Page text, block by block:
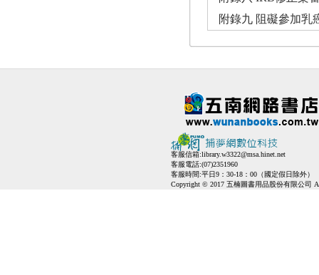
附錄九 阻礙參加乳
客服信箱:library.w3322@msa.hinet.net
客服電話:(07)2351960
客服時間:平日9：30-18：00（國定假日除外）
Copyright © 2017 五楠圖書用品股份有限公司